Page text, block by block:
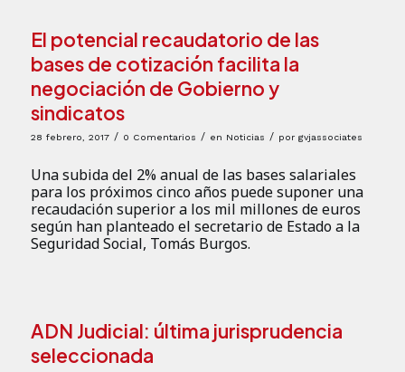
El potencial recaudatorio de las
bases de cotización facilita la
negociación de Gobierno y
sindicatos
28 febrero, 2017 / 0 Comentarios / en Noticias / por gvjassociates
Una subida del 2% anual de las bases salariales
para los próximos cinco años puede suponer una
recaudación superior a los mil millones de euros
según han planteado el secretario de Estado a la
Seguridad Social, Tomás Burgos.
ADN Judicial: última jurisprudencia
seleccionada